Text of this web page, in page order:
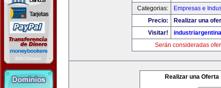
Categorias:
Empresas e
Precio:
Realizar una
Visitar!
Serán consideradas
Realizar una Oferta